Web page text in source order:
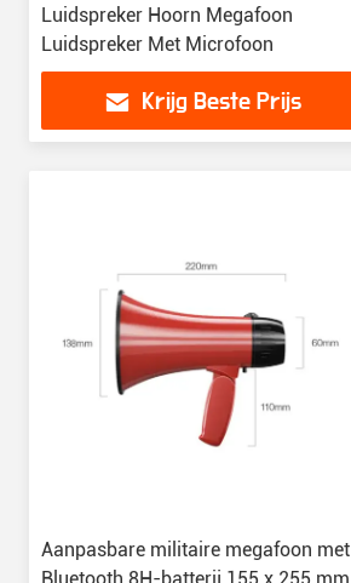
Luidspreker Hoorn Megafoon
Luidspreker Met Microfoon
Krijg Beste Prijs
Aanpasbare militaire megafoon met